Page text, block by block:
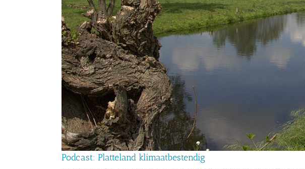
Podcast: Platteland klimaatbestendig